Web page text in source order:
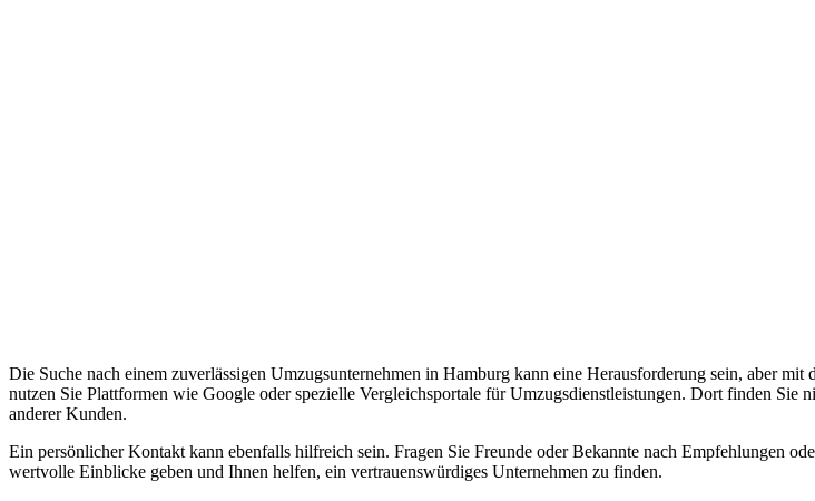
Die Suche nach einem zuverlässigen Umzugsunternehmen in Hamburg kann eine Herausforderung sein, aber
nutzen Sie Plattformen wie Google oder spezielle Vergleichsportale für Umzugsdienstleistungen. Dort finden
anderer Kunden.
Ein persönlicher Kontakt kann ebenfalls hilfreich sein. Fragen Sie Freunde oder Bekannte nach Empfehlungen
wertvolle Einblicke geben und Ihnen helfen, ein vertrauenswürdiges Unternehmen zu finden.